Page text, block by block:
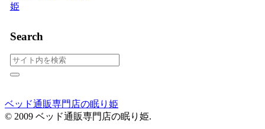
姫
Search
ベッド通販専門店の眠り姫
© 2009 ベッド通販専門店の眠り姫.